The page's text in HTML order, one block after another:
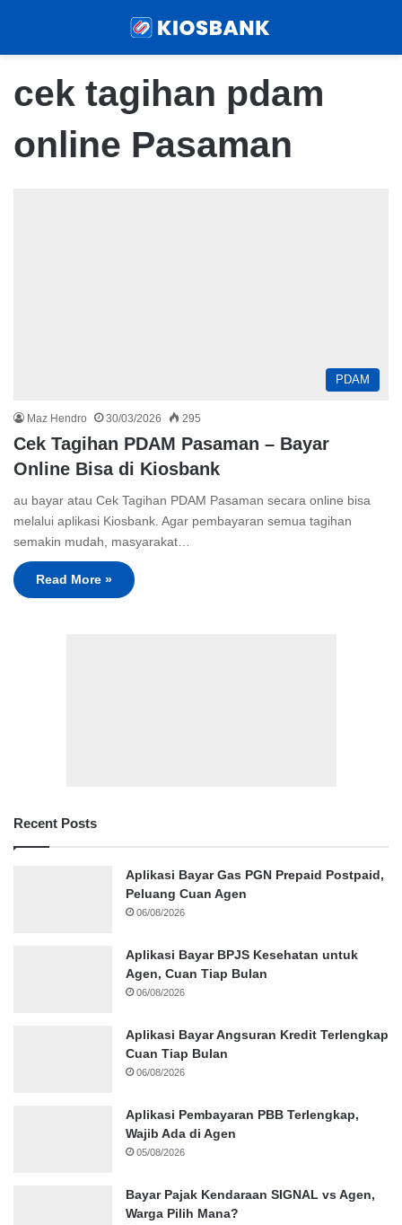
cek tagihan pdam
online Pasaman
PDAM
Maz Hendro 30/03/2026 295
Cek Tagihan PDAM Pasaman – Bayar
Online Bisa di Kiosbank
au bayar atau Cek Tagihan PDAM Pasaman secara online bisa
melalui aplikasi Kiosbank. Agar pembayaran semua tagihan
semakin mudah, masyarakat…
Read More »
Recent Posts
Aplikasi Bayar Gas PGN Prepaid Postpaid,
Peluang Cuan Agen
06/08/2026
Aplikasi Bayar BPJS Kesehatan untuk
Agen, Cuan Tiap Bulan
06/08/2026
Aplikasi Bayar Angsuran Kredit Terlengkap
Cuan Tiap Bulan
06/08/2026
Aplikasi Pembayaran PBB Terlengkap,
Wajib Ada di Agen
05/08/2026
Bayar Pajak Kendaraan SIGNAL vs Agen,
Warga Pilih Mana?